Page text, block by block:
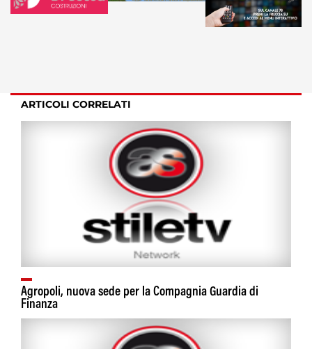
ARTICOLI CORRELATI
Agropoli, nuova sede per la Compagnia Guardia di
Finanza